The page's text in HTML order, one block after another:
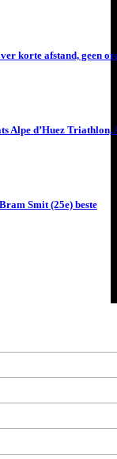
korte afstand, geen
Alpe d’Huez Triathlon,
Smit (25e) beste